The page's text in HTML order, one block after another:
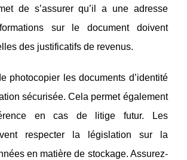
de s’assurer qu’il a une adresse
sur le document doivent
des justificatifs de revenus.
photocopier les documents d’identité
sécurisée. Cela permet également
en cas de litige futur. Les
respecter la législation sur la
en matière de stockage. Assurez-